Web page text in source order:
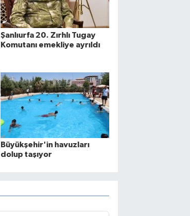
Şanlıurfa 20. Zırhlı Tugay
Komutanı emekliye ayrıldı
Büyükşehir'in havuzları
dolup taşıyor